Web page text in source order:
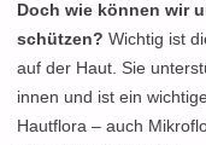
Doch wie können wir
schützen? Wichtig ist
auf der Haut. Sie
innen und ist ein
Hautflora – auch